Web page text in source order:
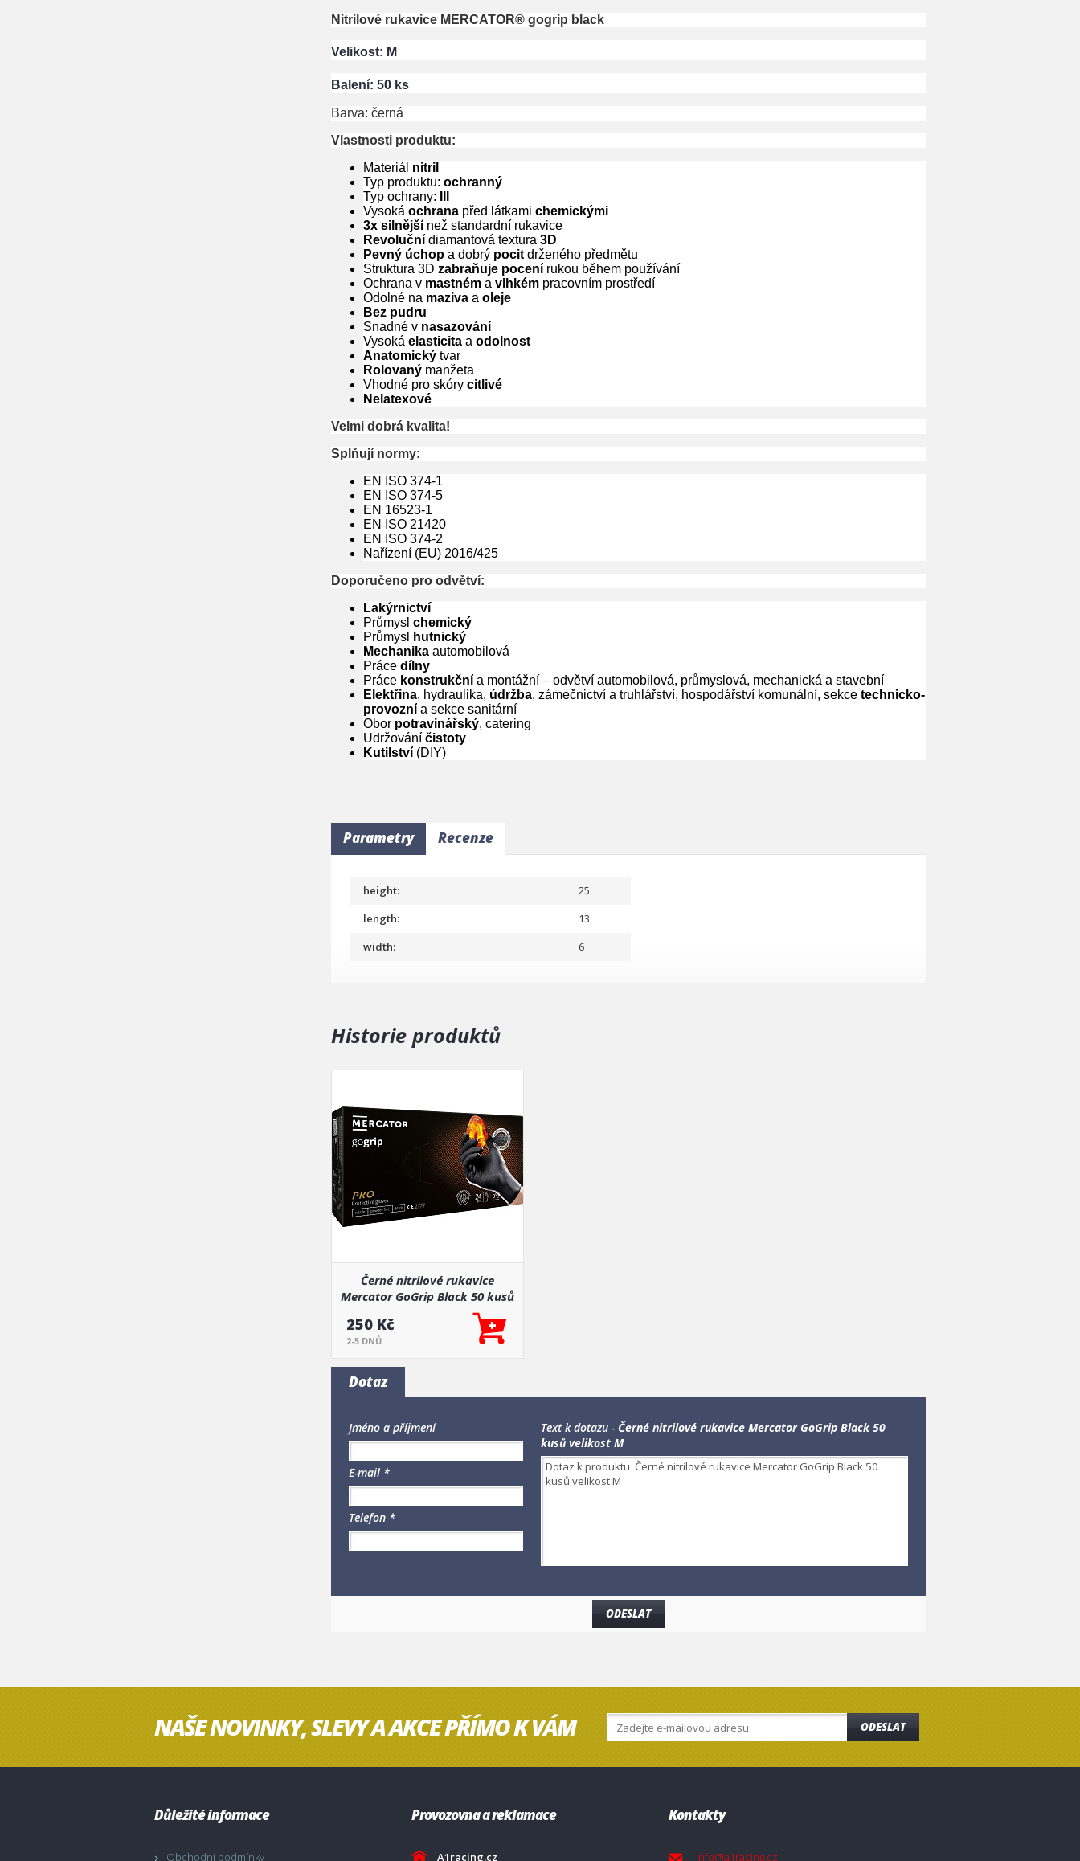
Nitrilové rukavice MERCATOR® gogrip black
Velikost: M
Balení: 50 ks
Barva: černá
Vlastnosti produktu:
Materiál nitril
Typ produktu: ochranný
Typ ochrany:
Vysoká ochrana před látkami chemickými
3x silnější než standardní rukavice
Revoluční diamantová textura 3D
Pevný úchop a dobrý pocit drženého předmětu
Struktura 3D zabraňuje pocení rukou během používání
Ochrana v mastném a vlhkém pracovním prostředí
Odolné na maziva a oleje
Bez pudru
Snadné v nasazování
Vysoká elasticita a odolnost
Anatomický tvar
Rolovaný manžeta
Vhodné pro skóry citlivé
Nelatexové
Velmi dobrá kvalita!
Splňují normy:
EN ISO 374-1
EN ISO 374-5
EN 16523-1
EN ISO 21420
EN ISO 374-2
Nařízení (EU) 2016/425
Doporučeno pro odvětví:
Lakýrnictví
Průmysl chemický
Průmysl
hutnický
Mechanika automobilová
Práce dílny
Práce konstrukční a montážní – odvětví automobilová, průmyslová, mechanická a stavební
Elektřina, hydraulika, údržba, zámečnictví a truhlářství, hospodářství komunální, sekce technicko-
provozní a sekce sanitární
Obor potravinářský, catering
Udržování čistoty
Kutilství (DIY)
Parametry Recenze
height:
25
length:
13
width:
6
Historie produktů
Černé nitrilové rukavice
Mercator GoGrip Black 50 kusů
250 Kč
2-5 DNŮ
Dotaz
Jméno a příjmení
E-mail *
Telefon *
Text k dotazu - Černé nitrilové rukavice Mercator GoGrip Black 50
kusů velikost M
NAŠE NOVINKY, SLEVY A AKCE PŘÍMO K VÁM ODESLAT
Důležité informace
Obchodní podmínky
Provozovna a reklamace
A1racing.cz
Kontakty
info@a1racing.cz